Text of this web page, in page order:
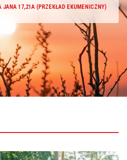
JANA 17,21A (PRZEKŁAD EKUMENICZNY)